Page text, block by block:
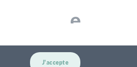
J'accepte